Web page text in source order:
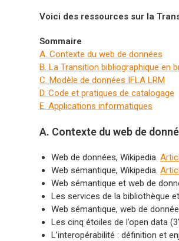
Voici des ressources sur la
Sommaire
A. Contexte du web de données
B. La Transition bibliographique en
C. Modèle de données IFLA LRM
D. Code et pratiques de catalogage
E. Applications informatiques
A. Contexte du web de
Web de données, Wikipedia.
Web sémantique, Wikipedia.
Web sémantique et web de
Les services de la bibliothèque
Web sémantique, web de
Les cinq étoiles de l’open data
L’interopérabilité : définition et